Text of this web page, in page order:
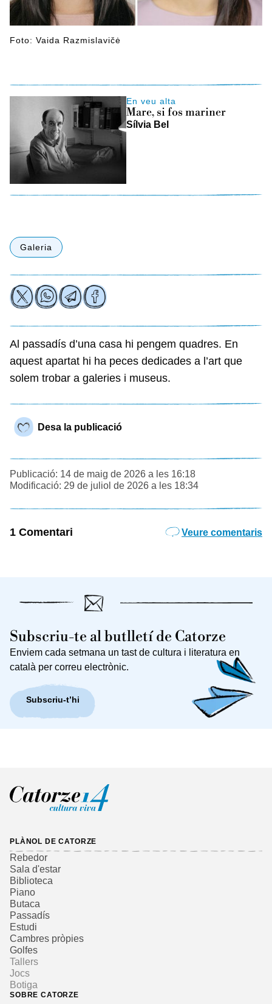
Foto: Vaida Razmislavičė
En veu alta
Mare, si fos mariner
Sílvia Bel
Galeria
Al passadís d’una casa hi pengem quadres. En
aquest apartat hi ha peces dedicades a l’art que
solem trobar a galeries i museus.
Desa la publicació
Publicació: 14 de maig de 2026 a les 16:18
Modificació: 29 de juliol de 2026 a les 18:34
1 Comentari Veure comentaris
Subscriu-te al butlletí de Catorze
Enviem cada setmana un tast de cultura i literatura en
català per correu electrònic.
Subscriu-t’hi
PLÀNOL DE CATORZE
Rebedor
Sala d'estar
Biblioteca
Piano
Butaca
Passadís
Estudi
Cambres pròpies
Golfes
Tallers
Jocs
Botiga
SOBRE CATORZE